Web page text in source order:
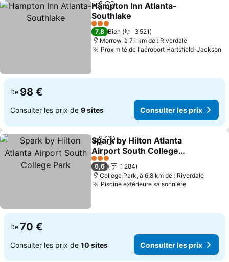
PartagerAjouter à mes favoris
Hampton Inn Atlanta-
Southlake
3 Étoiles
7,8 Bien
3 521
Morrow, à 7.1 km de : Riverdale
Proximité de l'aéroport Hartsfield-Jackson
De 98 €
Consulter les prix de 9 sites Consulter les prix
PartagerAjouter à mes favoris
Spark by Hilton Atlanta
Airport South College
Park
3 Étoiles
6,6
1 284
College Park, à 6.8 km de : Riverdale
Piscine extérieure saisonnière
De 70 €
Consulter les prix de 10 sites Consulter les prix